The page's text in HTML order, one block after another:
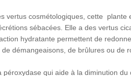
vertus cosmétologiques, cette plante
sébacées. Elle a des vertus
hydratante permettent de
démangeaisons, de brûlures ou de
qui aide à la diminution du